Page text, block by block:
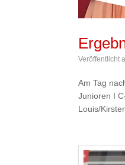
Veröffentlicht
Am Tag
Junioren I
Louis/